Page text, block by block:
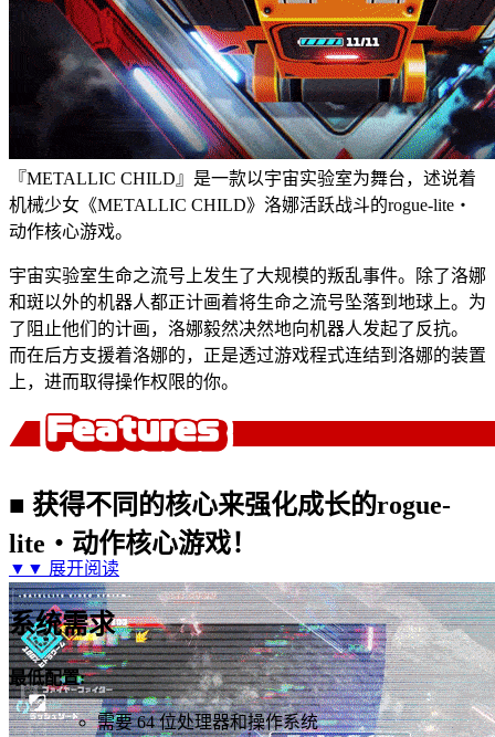
『METALLIC CHILD』是一款以宇宙实验室为舞台，述说着
机械少女《METALLIC CHILD》洛娜活跃战斗的rogue-lite・
动作核心游戏。
宇宙实验室生命之流号上发生了大规模的叛乱事件。除了洛娜
和斑以外的机器人都正计画着将生命之流号坠落到地球上。为
了阻止他们的计画，洛娜毅然决然地向机器人发起了反抗。
而在后方支援着洛娜的，正是透过游戏程式连结到洛娜的装置
上，进而取得操作权限的你。
■ 获得不同的核心来强化成长的rogue-
lite・动作核心游戏！
▼▼ 展开阅读
系统需求
最低配置:
需要 64 位处理器和操作系统